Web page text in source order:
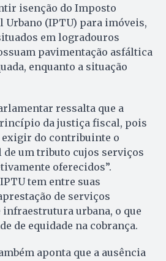
isenção do Imposto
(IPTU) para imóveis,
em logradouros
pavimentação asfáltica
enquanto a situação
ressalta que a
da justiça fiscal, pois
exigir do contribuinte o
um tributo cujos serviços
oferecidos”.
tem entre suas
de serviços
urbana, o que
de equidade na cobrança.
aponta que a ausência